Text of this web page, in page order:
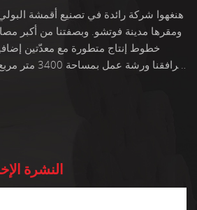
هنغهوا شركة رائدة في تصنيع أقمشة
ومقرها مدينة فوتشو. وبصفتنا من أكبر
خطوط إنتاج متطورة مع معدّتين
مرافقنا ورشة
مع الأقمشة غير المنسوجة. نختار فقط
بروبيلين لمنتجاتنا. يقع عملاؤنا في
الأقمشة غير المنسوجة عالية
المغزولة من 10
15 إلى 260 سم. تُستخدم
النشرة